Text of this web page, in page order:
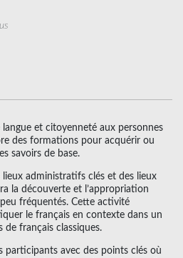
langue et citoyenneté aux personnes
des formations pour acquérir ou
savoirs de base.
administratifs clés et des lieux
la découverte et l’appropriation
fréquentés. Cette activité
le français en contexte dans un
français classiques.
participants avec des points clés où